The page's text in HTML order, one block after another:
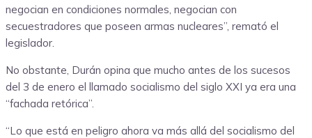
negocian en condiciones normales, negocian con
secuestradores que poseen armas nucleares”, remató el
legislador.
No obstante, Durán opina que mucho antes de los sucesos
del 3 de enero el llamado socialismo del siglo XXI ya era una
“fachada retórica”.
“Lo que está en peligro ahora va más allá del socialismo del